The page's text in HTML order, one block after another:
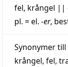
fel, krångel ||
pl. = el. -er,
Synonymer till
krångel, fel,